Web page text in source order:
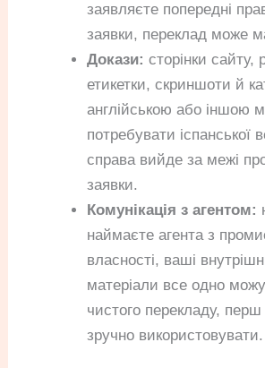
заявляєте попередні
заявки, переклад може
Докази: сторінки сайту,
етикетки, скриншоти й
англійською або іншою
потребувати іспанської
справа вийде за межі
заявки.
Комунікація з агентом:
наймаєте агента з
власності, ваші
матеріали все одно
чистого перекладу, перш
зручно використовувати.